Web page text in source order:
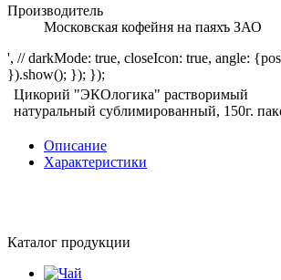
Производитель
Московская кофейня на паяхъ ЗАО
', // darkMode: true, closeIcon: true, angle:
}).show(); }); });
Цикорий "ЭКОлогика" растворимый
натуральный сублимированный, 150г.
Описание
Характеристики
Каталог продукции